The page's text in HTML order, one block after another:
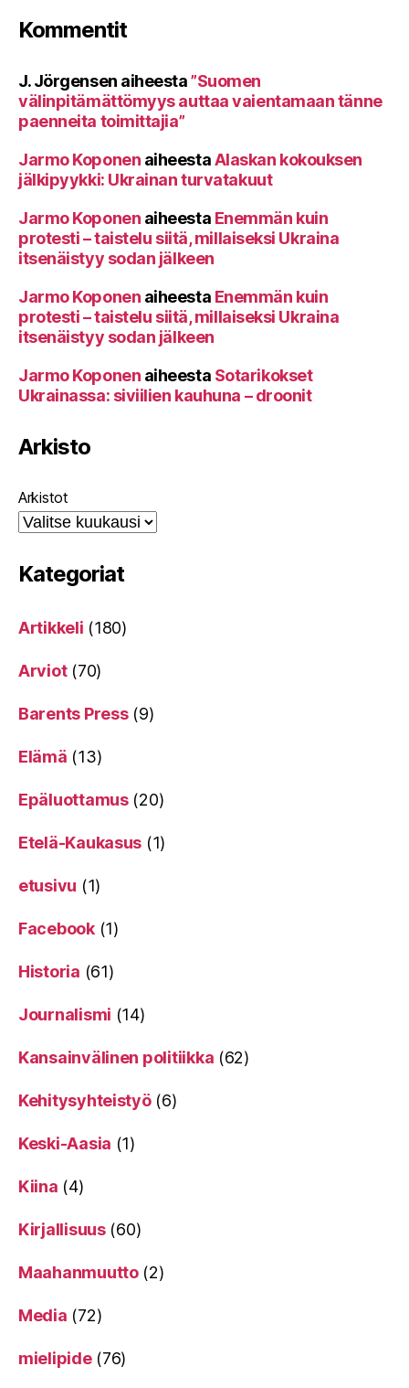
Kommentit
J. Jörgensen aiheesta”Suomen
välinpitämättömyys auttaa vaientamaan tänne
paenneita toimittajia”
Jarmo Koponen aiheestaAlaskan kokouksen
jälkipyykki: Ukrainan turvatakuut
Jarmo Koponen aiheesta Enemmän kuin
protesti – taistelu siitä, millaiseksi Ukraina
itsenäistyy sodan jälkeen
Jarmo Koponen aiheesta Enemmän kuin
protesti – taistelu siitä, millaiseksi Ukraina
itsenäistyy sodan jälkeen
Jarmo Koponen aiheesta Sotarikokset
Ukrainassa: siviilien kauhuna – droonit
Arkisto
Arkistot
Kategoriat
Artikkeli (180)
Arviot(70)
Barents Press(9)
Elämä (13)
Epäluottamus(20)
Etelä-Kaukasus (1)
etusivu (1)
Facebook(1)
Historia (61)
Journalismi (14)
Kansainvälinen politiikka (62)
Kehitysyhteistyö(6)
Keski-Aasia (1)
Kiina (4)
Kirjallisuus(60)
Maahanmuutto(2)
Media (72)
mielipide(76)